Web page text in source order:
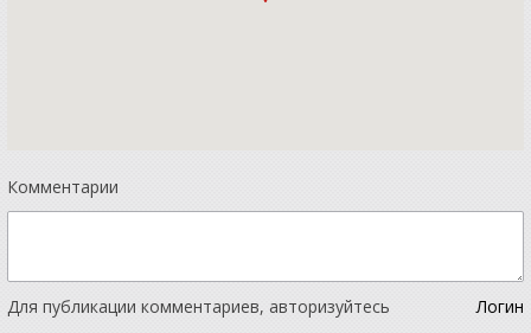
Комментарии
Для публикации комментариев, авторизуйтесь Логин